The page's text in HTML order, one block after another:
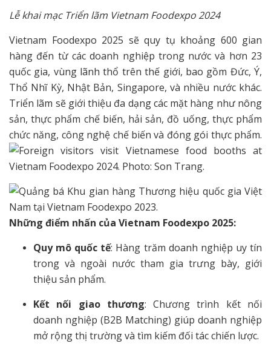
Lễ khai mạc Triển lãm Vietnam Foodexpo 2024
Vietnam Foodexpo 2025 sẽ quy tụ khoảng 600 gian
hàng đến từ các doanh nghiệp trong nước và hơn 23
quốc gia, vùng lãnh thổ trên thế giới, bao gồm Đức, Ý,
Thổ Nhĩ Kỳ, Nhật Bản, Singapore, và nhiều nước khác.
Triển lãm sẽ giới thiệu đa dạng các mặt hàng như nông
sản, thực phẩm chế biến, hải sản, đồ uống, thực phẩm
chức năng, công nghệ chế biến và đóng gói thực phẩm.
Những điểm nhấn của Vietnam Foodexpo 2025:
Quy mô quốc tế: Hàng trăm doanh nghiệp uy tín
trong và ngoài nước tham gia trưng bày, giới
thiệu sản phẩm.
Kết nối giao thương: Chương trình kết nối
doanh nghiệp (B2B Matching) giúp doanh nghiệp
mở rộng thị trường và tìm kiếm đối tác chiến lược.